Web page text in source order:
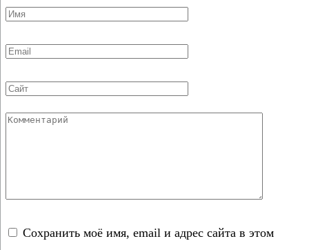
Имя
Email
Сайт
Комментарий
Сохранить моё имя, email и адрес сайта в этом